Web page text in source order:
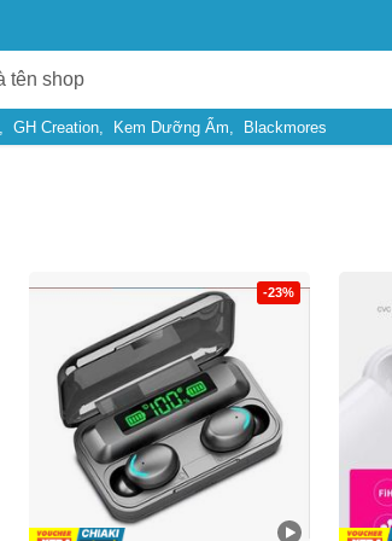
GH Creation Kem Dưỡng Ẩm Blackmores
-23%